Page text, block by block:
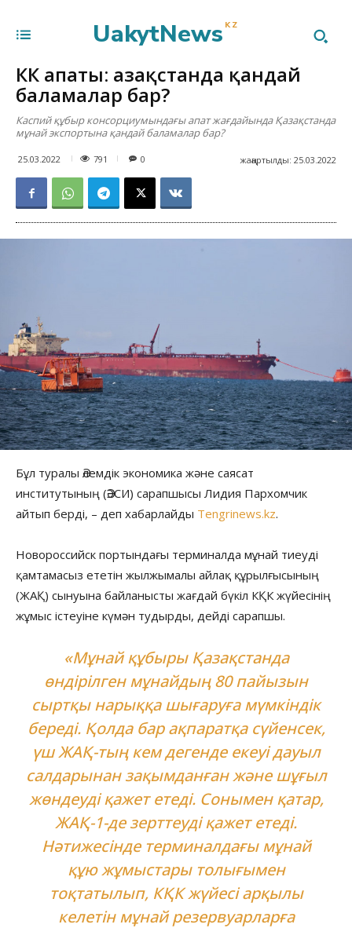
UakytNews KZ
КҚК апаты: Қазақстанда қандай
баламалар бар?
Каспий құбыр консорциумындағы апат жағдайында Қазақстанда
мұнай экспортына қандай баламалар бар?
25.03.2022 791 жаңартылды: 25.03.2022
0
Бұл туралы Әлемдік экономика және саясат
институтының (ӘЭСИ) сарапшысы Лидия Пархомчик
айтып берді, – деп хабарлайды Tengrinews.kz.
Новороссийск портындағы терминалда мұнай тиеуді
қамтамасыз ететін жылжымалы айлақ құрылғысының
(ЖАҚ) сынуына байланысты жағдай бүкіл КҚК жүйесінің
жұмыс істеуіне күмән тудырды, дейді сарапшы.
«Мұнай құбыры Қазақстанда
өндірілген мұнайдың 80 пайызын
сыртқы нарыққа шығаруға мүмкіндік
береді. Қолда бар ақпаратқа сүйенсек,
үш ЖАҚ-тың кем дегенде екеуі дауыл
салдарынан зақымданған және шұғыл
жөндеуді қажет етеді. Сонымен қатар,
ЖАҚ-1-де зерттеуді қажет етеді.
Нәтижесінде терминалдағы мұнай
құю жұмыстары толығымен
тоқтатылып, КҚК жүйесі арқылы
келетін мұнай резервуарларға